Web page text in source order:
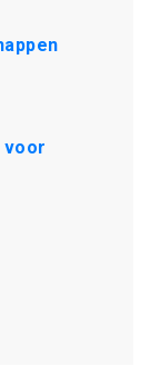
voor